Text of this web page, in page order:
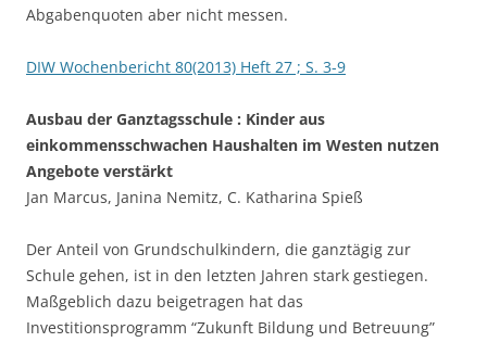
Abgabenquoten aber nicht messen.
DIW Wochenbericht 80(2013) Heft 27 ; S. 3-9
Ausbau der Ganztagsschule : Kinder aus
einkommensschwachen Haushalten im Westen nutzen
Angebote verstärkt
Jan Marcus, Janina Nemitz, C. Katharina Spieß
Der Anteil von Grundschulkindern, die ganztägig zur
Schule gehen, ist in den letzten Jahren stark gestiegen.
Maßgeblich dazu beigetragen hat das
Investitionsprogramm “Zukunft Bildung und Betreuung”